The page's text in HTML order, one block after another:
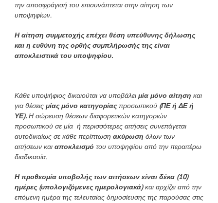
την αποσφράγισή του επισυνάπτεται στην αίτηση των
υποψηφίων.
Η αίτηση συμμετοχής επέχει θέση υπεύθυνης δήλωσης
και η ευθύνη της ορθής συμπλήρωσής της είναι
αποκλειστικά του υποψηφίου.
Κάθε υποψήφιος δικαιούται να υποβάλει μία μόνο αίτηση και
για θέσεις μίας μόνο κατηγορίας προσωπικού (ΠΕ ή ΔΕ ή
ΥΕ). Η σώρευση θέσεων διαφορετικών κατηγοριών
προσωπικού σε μία ή περισσότερες αιτήσεις συνεπάγεται
αυτοδικαίως σε κάθε περίπτωση ακύρωση όλων των
αιτήσεων και αποκλεισμό του υποψηφίου από την περαιτέρω
διαδικασία.
Η προθεσμία υποβολής των αιτήσεων είναι δέκα (10)
ημέρες (υπολογιζόμενες ημερολογιακά)και αρχίζει από την
επόμενη ημέρα της τελευταίας δημοσίευσης της παρούσας στις